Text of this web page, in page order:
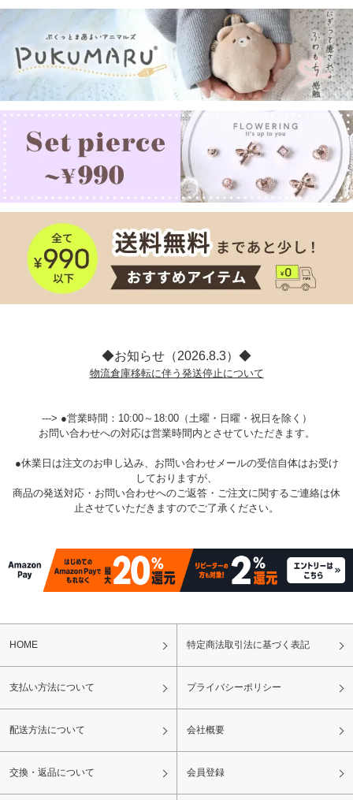
◆お知らせ（2026.8.3）◆
物流倉庫移転に伴う発送停止について
---> ●営業時間：10:00～18:00（土曜・日曜・祝日を除く）
お問い合わせへの対応は営業時間内とさせていただきます。
●休業日は注文のお申し込み、お問い合わせメールの受信自体はお受け
しておりますが、
商品の発送対応・お問い合わせへのご返答・ご注文に関するご連絡は休
止させていただきますのでご了承ください。
HOME 特定商法取引法に基づく表記
支払い方法について プライバシーポリシー
配送方法について 会社概要
交換・返品について 会員登録